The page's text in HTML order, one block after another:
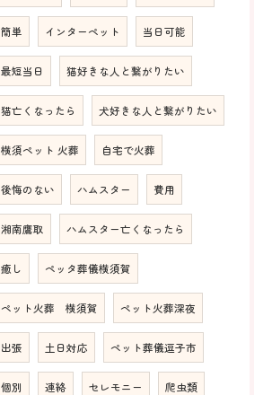
簡単 インターペット 当日可能
最短当日 猫好きな人と繋がりたい
猫亡くなったら 犬好きな人と繋がりたい
横須ペット 火葬 自宅で火葬
後悔のない ハムスター 費用
湘南鷹取 ハムスター亡くなったら
癒し ペッタ葬儀横須賀
ペット火葬 横須賀 ペット火葬深夜
出張 土日対応 ペット葬儀逗子市
個別 連絡 セレモニー 爬虫類